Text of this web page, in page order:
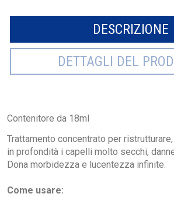
DESCRIZIONE
DETTAGLI DEL
Contenitore da 18ml
Trattamento concentrato per
in profondità i capelli molto secchi,
Dona morbidezza e lucentezza infinite.
Come usare: